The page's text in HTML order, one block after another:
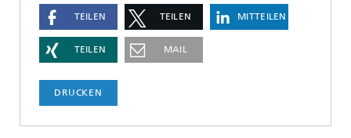
TEILEN TEILEN MITTEILEN
TEILEN MAIL
DRUCKEN